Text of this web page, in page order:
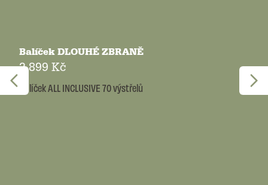
Balíček DLOUHÉ ZBRANĚ
2 899 Kč